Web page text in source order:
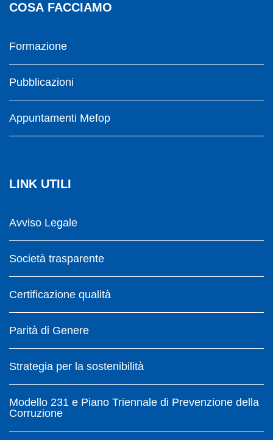
COSA FACCIAMO
Formazione
Pubblicazioni
Appuntamenti Mefop
LINK UTILI
Avviso Legale
Società trasparente
Certificazione qualità
Parità di Genere
Strategia per la sostenibilità
Modello 231 e Piano Triennale di Prevenzione della
Corruzione